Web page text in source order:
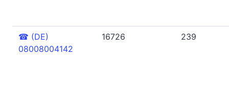
☎ (DE)
08008004142
16726 239